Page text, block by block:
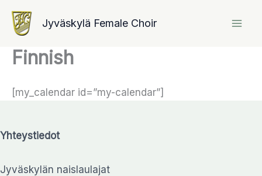
Skip
Jyväskylä Female Choir
Finnish
[my_calendar id=”my-calendar”]
Yhteystiedot
Jyväskylän naislaulajat